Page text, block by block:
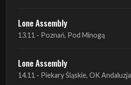
Lone Assembly
13.11 - Poznań, Pod Minogą
Lone Assembly
14.11 - Piekary Śląskie, OK Andaluzja